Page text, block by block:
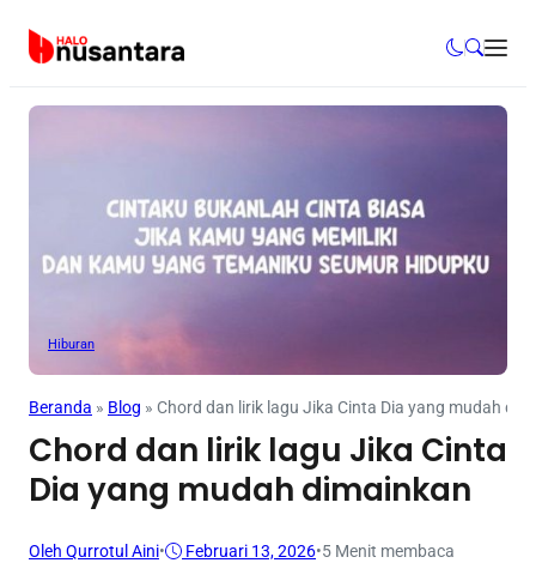
Hiburan
Beranda » Blog » Chord dan lirik lagu Jika Cinta Dia yang mudah
Chord dan lirik lagu Jika Cinta
Dia yang mudah dimainkan
Oleh Qurrotul Aini• Februari 13, 2026•5 Menit membaca